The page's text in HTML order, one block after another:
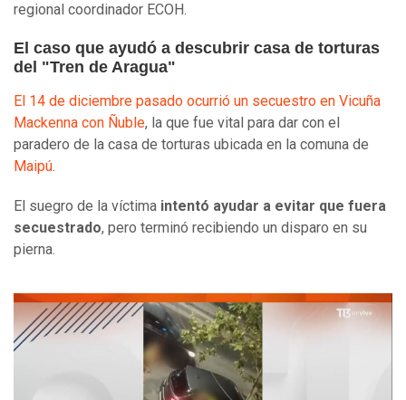
regional coordinador ECOH.
El caso que ayudó a descubrir casa de torturas
del "Tren de Aragua"
El 14 de diciembre pasado ocurrió un secuestro en Vicuña
Mackenna con Ñuble, la que fue vital para dar con el
paradero de la casa de torturas ubicada en la comuna de
Maipú.
El suegro de la víctima intentó ayudar a evitar que fuera
secuestrado, pero terminó recibiendo un disparo en su
pierna.